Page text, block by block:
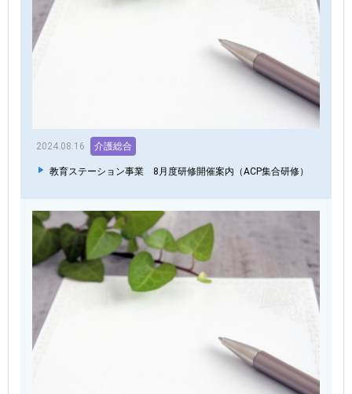
2024.08.16 介護総合
教育ステーション事業 8月度研修開催案内（ACP集合研修）